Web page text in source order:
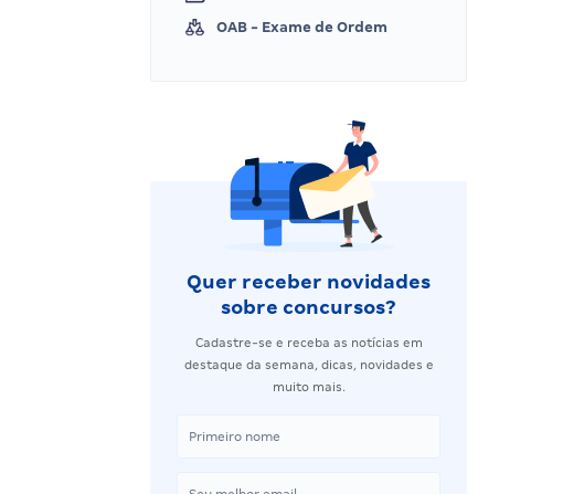
OAB - Exame de Ordem
Quer receber novidades
sobre concursos?
Cadastre-se e receba as notícias em
destaque da semana, dicas, novidades e
muito mais.